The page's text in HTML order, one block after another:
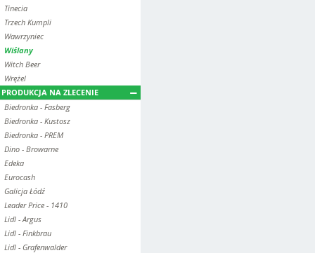
Tinecia
Trzech Kumpli
Wawrzyniec
Wiślany
Witch Beer
Wrężel
PRODUKCJA NA ZLECENIE
Biedronka - Fasberg
Biedronka - Kustosz
Biedronka - PREM
Dino - Browarne
Edeka
Eurocash
Galicja Łódź
Leader Price - 1410
Lidl - Argus
Lidl - Finkbrau
Lidl - Grafenwalder